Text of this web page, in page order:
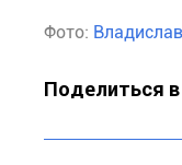
Фото:
Поделиться